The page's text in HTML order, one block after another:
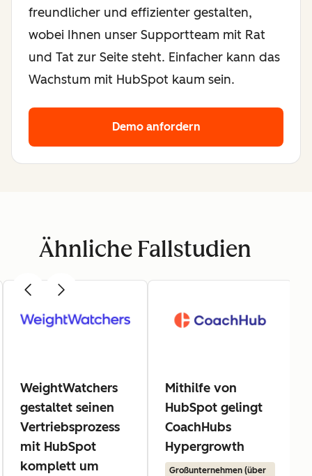
freundlicher und effizienter gestalten,
wobei Ihnen unser Supportteam mit Rat
und Tat zur Seite steht. Einfacher kann das
Wachstum mit HubSpot kaum sein.
Demo anfordern
Ähnliche Fallstudien
WeightWatchers
gestaltet seinen
Vertriebsprozess
mit HubSpot
komplett um
Mithilfe von
HubSpot gelingt
CoachHubs
Hypergrowth
Großunternehmen (über